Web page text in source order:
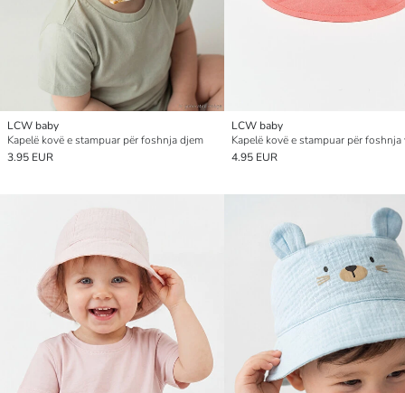
LCW baby
Kapelë kovë e stampuar për foshnja djem
3.95 EUR
LCW baby
Kapelë kovë e stampuar për foshnja
4.95 EUR